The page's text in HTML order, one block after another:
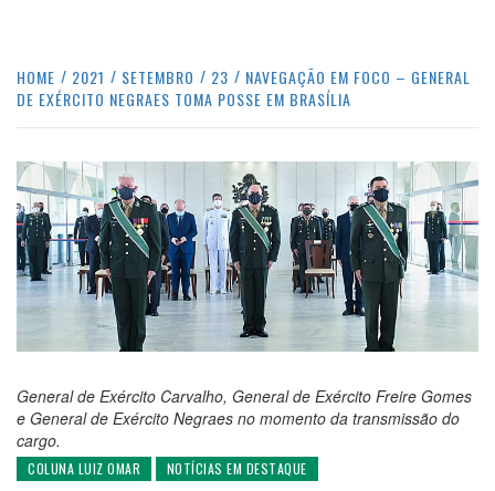
HOME 2021 SETEMBRO 23
NAVEGAÇÃO EM FOCO – GENERAL
DE EXÉRCITO NEGRAES TOMA POSSE EM BRASÍLIA
General de Exército Carvalho, General de Exército Freire Gomes
e General de Exército Negraes no momento da transmissão do
cargo.
COLUNA LUIZ OMAR NOTÍCIAS EM DESTAQUE